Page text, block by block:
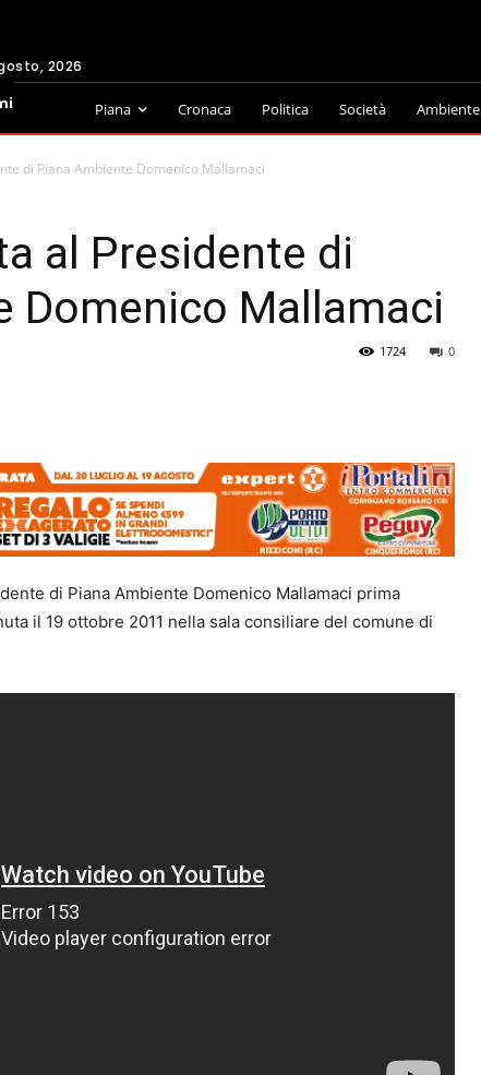
2026
Piana Cronaca Politica Società Ambiente
di Piana Ambiente Domenico Mallamaci
al Presidente di
Domenico Mallamaci
0
1724
di Piana Ambiente Domenico Mallamaci prima
il 19 ottobre 2011 nella sala consiliare del comune di